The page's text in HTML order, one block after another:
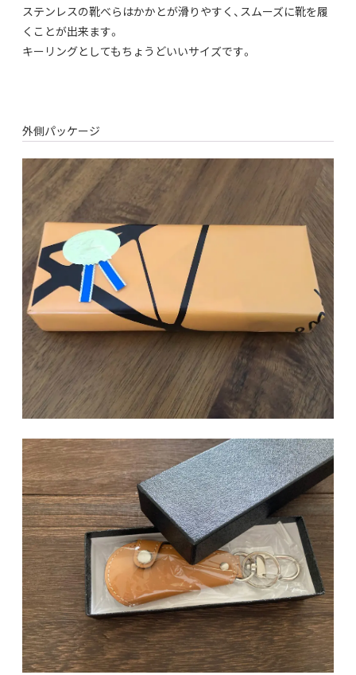
ステンレスの靴べらはかかとが滑りやすく、スムーズに靴を履
くことが出来ます。
キーリングとしてもちょうどいいサイズです。
外側パッケージ